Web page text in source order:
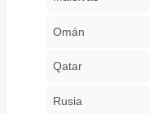
Omán
Qatar
Rusia